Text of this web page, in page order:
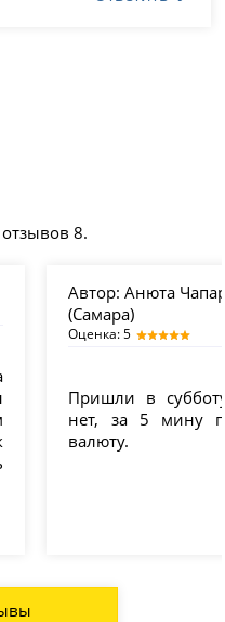
8.
Автор: Анюта
(Самара)
Оценка: 5
Пришли в
нет, за 5 мину
валюту.